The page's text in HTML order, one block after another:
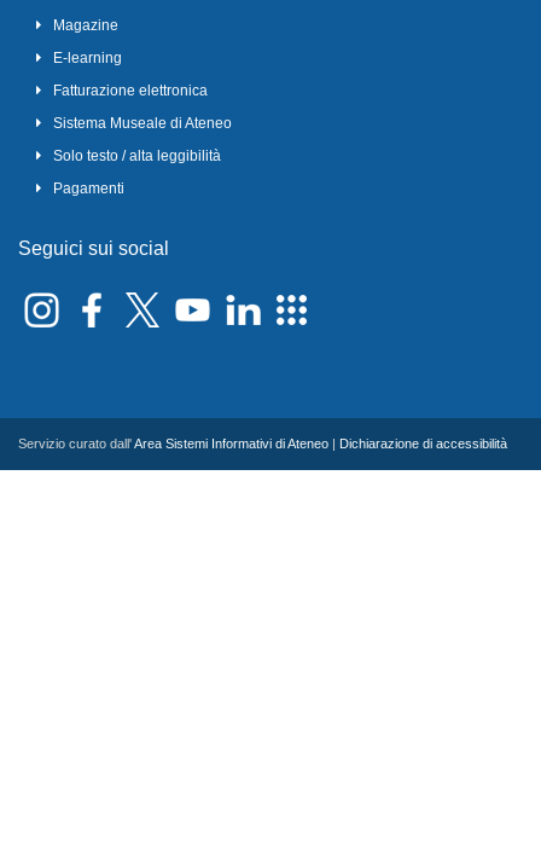
Magazine
E-learning
Fatturazione elettronica
Sistema Museale di Ateneo
Solo testo / alta leggibilità
Pagamenti
Seguici sui social
Servizio curato dall'Area Sistemi Informativi di Ateneo Dichiarazione di accessibilità